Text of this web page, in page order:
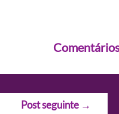
Post seguinte →